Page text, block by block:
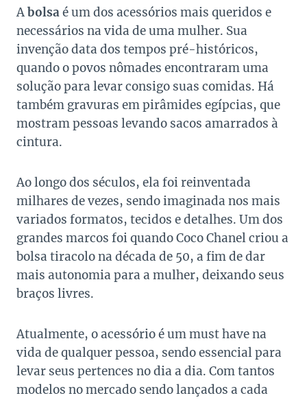
Abolsaé um dos acessórios mais queridos e
necessários na vida de uma mulher. Sua
invenção data dos tempos pré-históricos,
quando o povos nômades encontraram uma
solução para levar consigo suas comidas. Há
também gravuras em pirâmides egípcias, que
mostram pessoas levando sacos amarrados à
cintura.
Ao longo dos séculos, ela foi reinventada
milhares de vezes, sendo imaginada nos mais
variados formatos, tecidos e detalhes. Um dos
grandes marcos foi quando Coco Chanel criou a
bolsa tiracolo na década de 50, a fim de dar
mais autonomia para a mulher, deixando seus
braços livres.
Atualmente, o acessório é um must have na
vida de qualquer pessoa, sendo essencial para
levar seus pertences no dia a dia. Com tantos
modelos no mercado sendo lançados a cada